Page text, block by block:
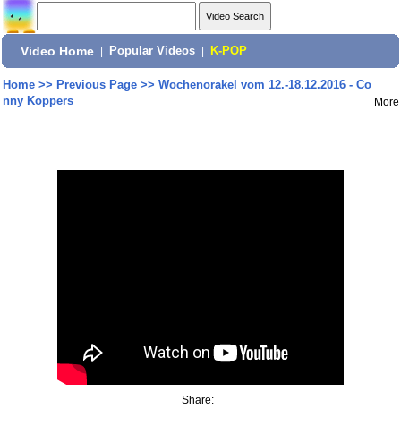
Video Home Popular Videos K-POP
Home>> Previous Page>> Wochenorakel vom 12.-18.12.2016 - Co
nny Koppers
More
Share: